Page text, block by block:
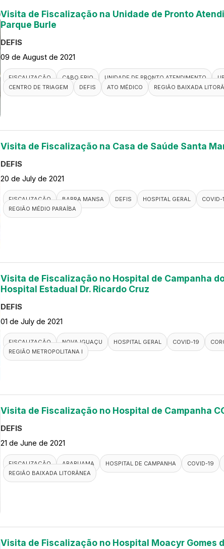
Visita de Fiscalização na Unidade de Pronto
Parque Burle
DEFIS
09 de August de 2021
FISCALIZAÇÃO CABO FRIO UNIDADE DE PRONTO ATENDIMENTO
CENTRO DE TRIAGEM
DEFIS ATO MÉDICO REGIÃO BAIXADA
Visita de Fiscalização na Casa de Saúde Santa
DEFIS
20 de July de 2021
FISCALIZAÇÃO BARRA MANSA DEFIS HOSPITAL GERAL COVID-
REGIÃO MÉDIO PARAÍBA
Visita de Fiscalização no Hospital de Campanha
Hospital Estadual Dr. Ricardo Cruz
DEFIS
01 de July de 2021
FISCALIZAÇÃO NOVA IGUAÇU HOSPITAL GERAL COVID-19
REGIÃO METROPOLITANA I
Visita de Fiscalização no Hospital de Campanha
DEFIS
21 de June de 2021
FISCALIZAÇÃO ARARUAMA HOSPITAL DE CAMPANHA COVID-19
REGIÃO BAIXADA LITORÂNEA
Visita de Fiscalização no Hospital Moacyr Gomes